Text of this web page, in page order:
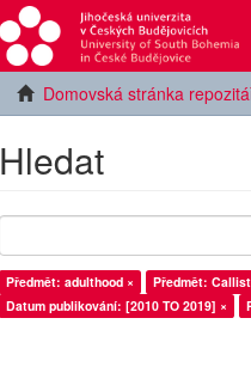
Domovská stránka
Hledat
Předmět: adulthood × Předmět:
Datum publikování: [2010 TO 2019] ×